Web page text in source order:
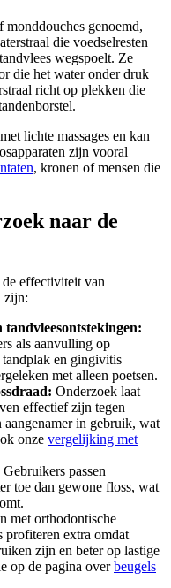
monddouches genoemd,
die voedselresten
wegspoelt. Ze
die het water onder druk
richt op plekken die
lichte massages en kan
zijn vooral
, kronen of mensen die
naar de
effectiviteit van
zijn:
als aanvulling op
tandplak en gingivitis
met alleen poetsen.
Onderzoek laat
effectief zijn tegen
in gebruik, wat
onze vergelijking met
Gebruikers passen
toe dan gewone floss, wat
met orthodontische
profiteren extra omdat
zijn en beter op lastige
op de pagina overbeugels